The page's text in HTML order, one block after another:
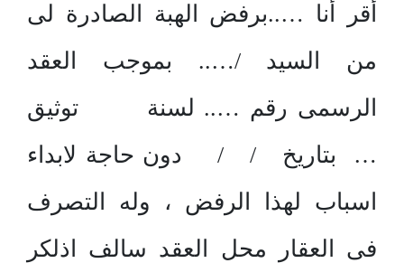
أقر أنا …..برفض الهبة الصادرة لى
من السيد /….. بموجب العقد
الرسمى رقم ….. لسنة توثيق
… بتاريخ / / دون حاجة لابداء
اسباب لهذا الرفض ، وله التصرف
فى العقار محل العقد سالف اذلكر